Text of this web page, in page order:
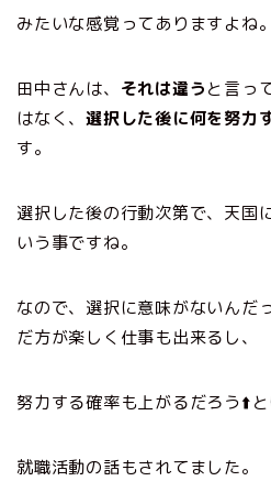
みたいな感覚ってありますよね。
田中さんは、 それは違うと言っ
はなく、選択した後に何を努力
す。
選択した後の行動次第で、天国
いう事ですね。
なので、選択に意味がないんだ
だ方が楽しく仕事も出来るし、
努力する確率も上がるだろう⬆️と
就職活動の話もされてました。